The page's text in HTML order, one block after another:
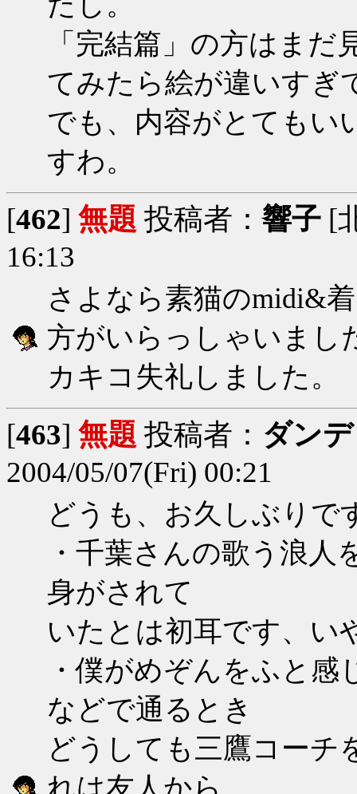
「完結篇」の方はま
てみたら絵が違いすぎ
でも、内容がとてもい
すわ。
[462] 無題 投稿者：響子 [
16:13
さよなら素猫のmidi&
方がいらっしゃいまし
カキコ失礼しました。
[463] 無題 投稿者： ダン
2004/05/07(Fri) 00:21
どうも、お久しぶりで
・千葉さんの歌う浪人
身がされて
いたとは初耳です、い
・僕がめぞんをふと
などで通るとき
どうしても三鷹コーチ
れは友人から